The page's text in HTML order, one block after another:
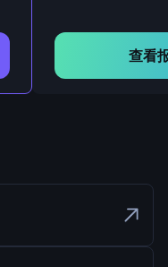
查看